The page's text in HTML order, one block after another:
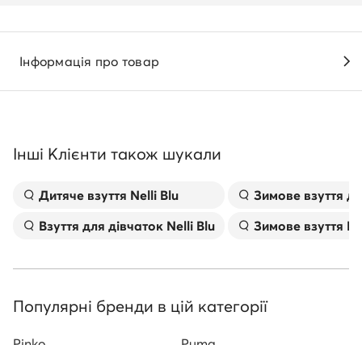
Інформація про товар
Інші Клієнти також шукали
Дитяче взуття Nelli Blu
Взуття для дівчаток Nelli Blu
Зимове взуття
Зимове взуття
Популярні бренди в цій категорії